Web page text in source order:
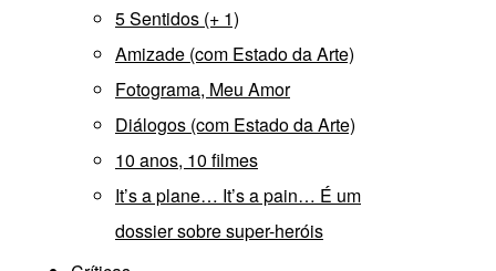
5 Sentidos (+ 1)
Amizade (com Estado da Arte)
Fotograma, Meu Amor
Diálogos (com Estado da Arte)
10 anos, 10 filmes
It’s a plane… It’s a pain… É um
dossier sobre super-heróis